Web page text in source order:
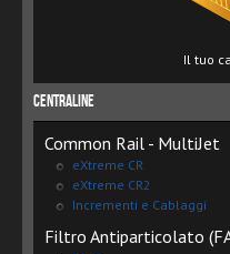
Il tuo
Centraline
Common Rail - MultiJet
eXtreme CR
eXtreme CR2
Incrementi e Cablaggi
Filtro Antiparticolato